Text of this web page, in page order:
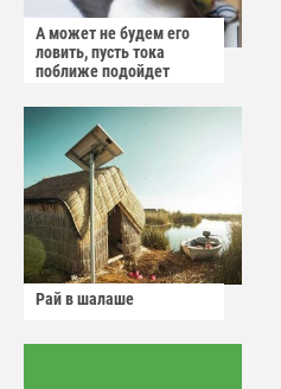
А может не будем его
ловить, пусть тока
поближе подойдет
Рай в шалаше